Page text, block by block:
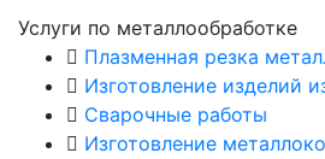
Услуги по металлообработке
Плазменная резка
Изготовление изделий
Сварочные работы
Изготовление